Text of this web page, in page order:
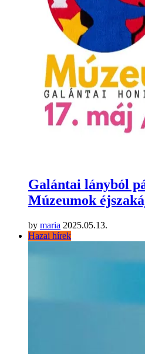
Galántai lányból
Múzeumok
by maria 2025.05.13.
Hazai hírek